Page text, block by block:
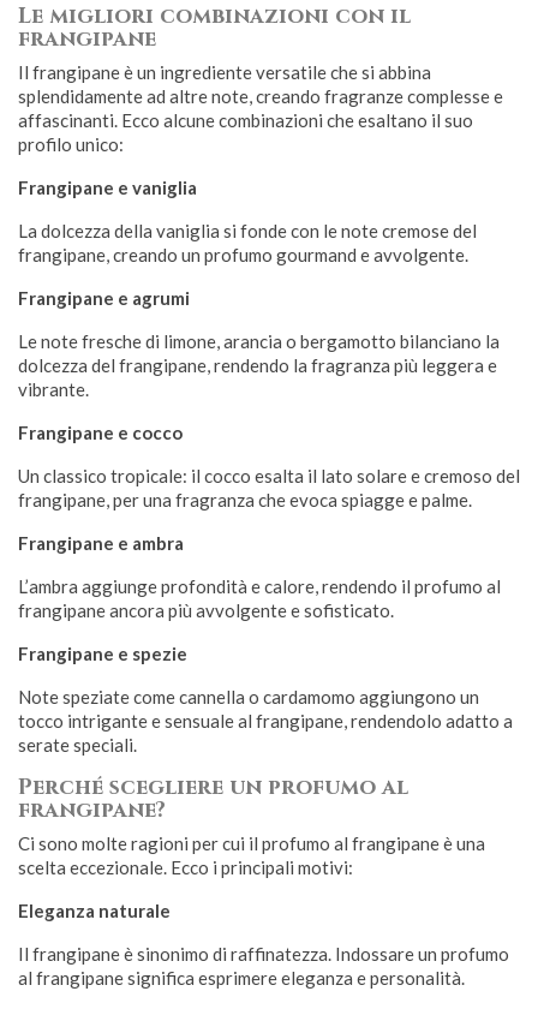
Le migliori combinazioni con il
frangipane
Il frangipane è un ingrediente versatile che si abbina
splendidamente ad altre note, creando fragranze complesse e
affascinanti. Ecco alcune combinazioni che esaltano il suo
profilo unico:
Frangipane e vaniglia
La dolcezza della vaniglia si fonde con le note cremose del
frangipane, creando un profumo gourmand e avvolgente.
Frangipane e agrumi
Le note fresche di limone, arancia o bergamotto bilanciano la
dolcezza del frangipane, rendendo la fragranza più leggera e
vibrante.
Frangipane e cocco
Un classico tropicale: il cocco esalta il lato solare e cremoso del
frangipane, per una fragranza che evoca spiagge e palme.
Frangipane e ambra
L’ambra aggiunge profondità e calore, rendendo il profumo al
frangipane ancora più avvolgente e sofisticato.
Frangipane e spezie
Note speziate come cannella o cardamomo aggiungono un
tocco intrigante e sensuale al frangipane, rendendolo adatto a
serate speciali.
Perché scegliere un profumo al
frangipane?
Ci sono molte ragioni per cui il profumo al frangipane è una
scelta eccezionale. Ecco i principali motivi:
Eleganza naturale
Il frangipane è sinonimo di raffinatezza. Indossare un profumo
al frangipane significa esprimere eleganza e personalità.